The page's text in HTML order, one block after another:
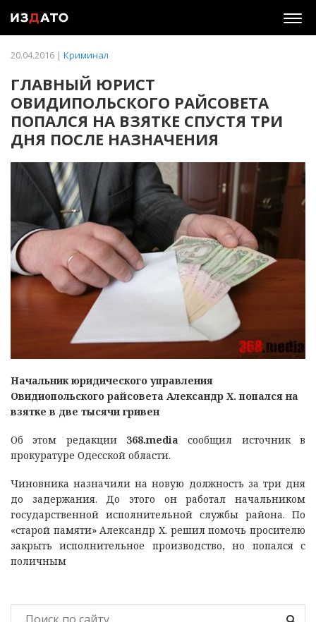
20.04.2016 | Криминал
ГЛАВНЫЙ ЮРИСТ
ОВИДИПОЛЬСКОГО РАЙСОВЕТА
ПОПАЛСЯ НА ВЗЯТКЕ СПУСТЯ ТРИ
ДНЯ ПОСЛЕ НАЗНАЧЕНИЯ
Начальник юридического управления
Овидиопольского райсовета Александр Х. попался на
взятке в две тысячи гривен
Об этом редакции 368.media сообщил источник в
прокуратуре Одесской области.
Чиновника назначили на новую должность за три дня
до задержания. До этого он работал начальником
государственной исполнительной службы района. По
«старой памяти» Александр Х. решил помочь просителю
закрыть исполнительное производство, но попался с
поличным